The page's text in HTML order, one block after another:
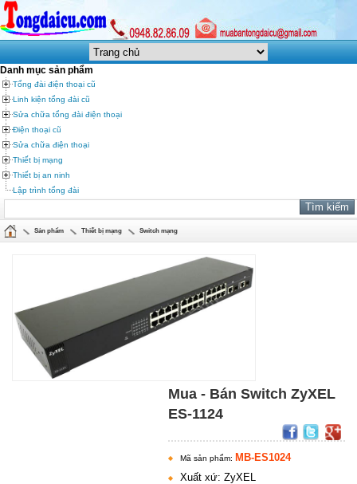
Danh mục sản phẩm
Tổng đài điện thoại cũ
Linh kiện tổng đài cũ
Sửa chữa tổng đài điện thoại
Điện thoại cũ
Sửa chữa điện thoại
Thiết bị mạng
Thiết bị an ninh
Lập trình tổng đài
Sản phẩm Thiết bị mạng Switch mạng
Mua - Bán Switch ZyXEL
ES-1124
Mã sản phẩm: MB-ES1024
Xuất xứ: ZyXEL